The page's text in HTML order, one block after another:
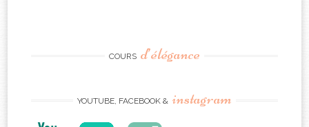
COURS d’élégance
YOUTUBE, FACEBOOK & instagram